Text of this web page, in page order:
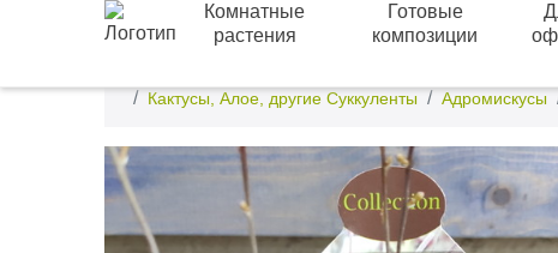
Комнатные
растения
Готовые
композиции
Кактусы, Алое, другие Суккуленты
Адромискусы